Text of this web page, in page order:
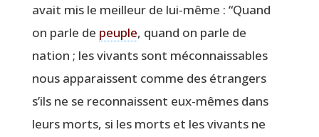
avait mis le meilleur de lui-même : “Quand
on parle de peuple, quand on parle de
nation ; les vivants sont mécon­nais­sables
nous appa­raissent comme des étran­gers
s’ils ne se recon­naissent eux-mêmes dans
leurs morts, si les morts et les vivants ne